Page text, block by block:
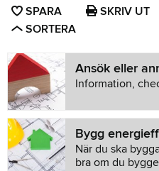
SPARA SPARA
SIDAN
FAVORIT
SKRIV UT
SORTERA
Ansök eller
Information,
När du ska
bra om du